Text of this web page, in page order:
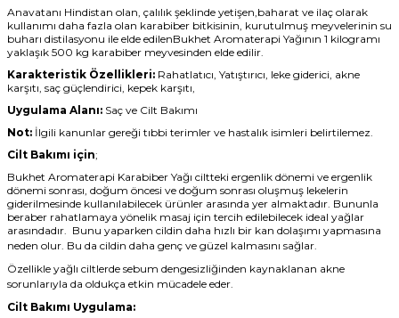
Anavatanı Hindistan olan, çalılık şeklinde yetişen,baharat ve ilaç olarak
kullanımı daha fazla olan karabiber bitkisinin, kurutulmuş meyvelerinin su
buharı distilasyonu ile elde edilenBukhet Aromaterapi Yağının 1 kilogramı
yaklaşık 500 kg karabiber meyvesinden elde edilir.
Karakteristik Özellikleri:Rahatlatıcı, Yatıştırıcı, leke giderici, akne
karşıtı, saç güçlendirici, kepek karşıtı,
Uygulama Alanı: Saç ve Cilt Bakımı
Not: İlgili kanunlar gereği tıbbi terimler ve hastalık isimleri belirtilemez.
Cilt Bakımı için;
Bukhet Aromaterapi Karabiber Yağı ciltteki ergenlik dönemi ve ergenlik
dönemi sonrası, doğum öncesi ve doğum sonrası oluşmuş lekelerin
giderilmesinde kullanılabilecek ürünler arasında yer almaktadır. Bununla
beraber rahatlamaya yönelik masaj için tercih edilebilecek ideal yağlar
arasındadır. Bunu yaparken cildin daha hızlı bir kan dolaşımı yapmasına
neden olur. Bu da cildin daha genç ve güzel kalmasını sağlar.
Özellikle yağlı ciltlerde sebum dengesizliğinden kaynaklanan akne
sorunlarıyla da oldukça etkin mücadele eder.
Cilt Bakımı Uygulama: